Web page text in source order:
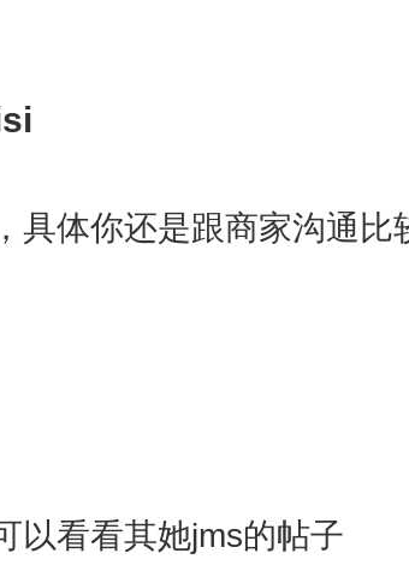
具体你还是跟商家沟通比
以看看其她jms的帖子